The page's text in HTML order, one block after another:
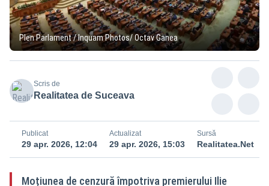
Plen Parlament / Inquam Photos/ Octav Ganea
Scris de
Realitatea de Suceava
Publicat
29 apr. 2026, 12:04
Actualizat
29 apr. 2026, 15:03
Sursă
Realitatea.Net
Moțiunea de cenzură împotriva premierului Ilie